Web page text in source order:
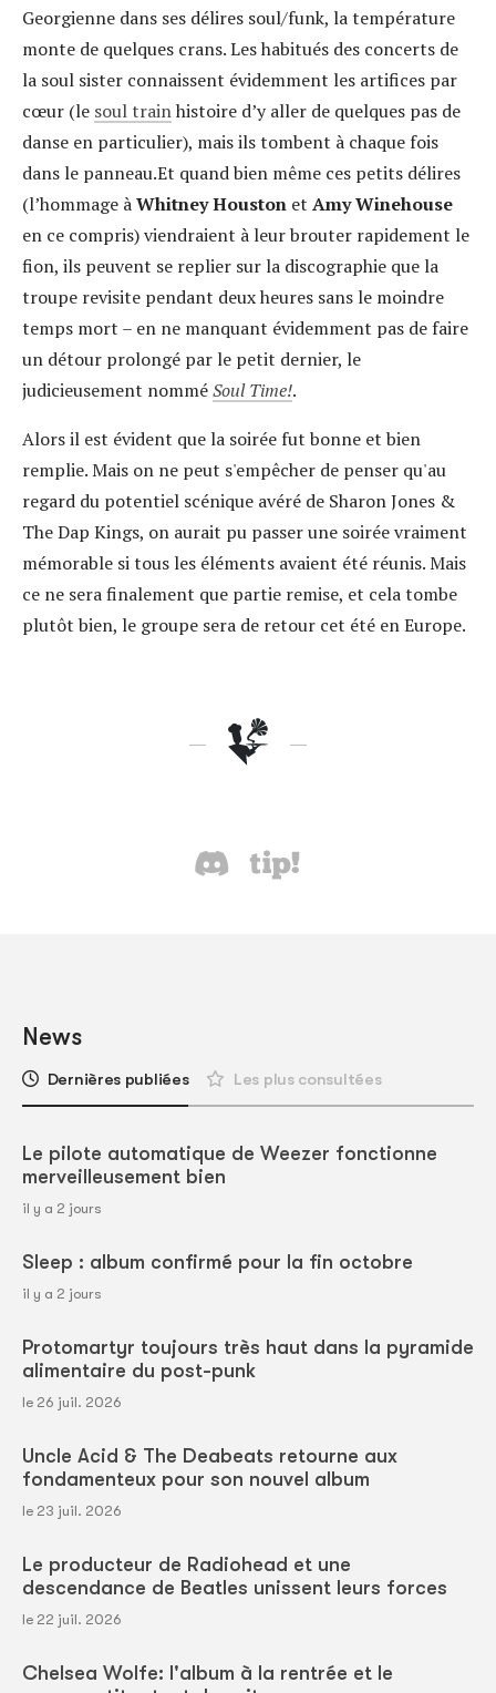
Georgienne dans ses délires soul/funk, la température
monte de quelques crans. Les habitués des concerts de
la soul sister connaissent évidemment les artifices par
cœur (le soul trainhistoire d’y aller de quelques pas de
danse en particulier), mais ils tombent à chaque fois
dans le panneau.Et quand bien même ces petits délires
(l’hommage àWhitney Houston et Amy Winehouse
en ce compris) viendraient à leur brouter rapidement le
fion, ils peuvent se replier sur la discographie que la
troupe revisite pendant deux heures sans le moindre
temps mort – en ne manquant évidemment pas de faire
un détour prolongé par le petit dernier, le
judicieusement nomméSoul Time!.
Alors il est évident que la soirée fut bonne et bien
remplie. Mais on ne peut s'empêcher de penser qu'au
regard du potentiel scénique avéré de Sharon Jones &
The Dap Kings, on aurait pu passer une soirée vraiment
mémorable si tous les éléments avaient été réunis. Mais
ce ne sera finalement que partie remise, et cela tombe
plutôt bien, le groupe sera de retour cet été en Europe.
News
Dernières publiées Les plus consultées
Le pilote automatique de Weezer fonctionne
merveilleusement bien
il y a 2 jours
Sleep : album confirmé pour la fin octobre
il y a 2 jours
Protomartyr toujours très haut dans la pyramide
alimentaire du post-punk
le 26 juil. 2026
Uncle Acid & The Deabeats retourne aux
fondamenteux pour son nouvel album
le 23 juil. 2026
Le producteur de Radiohead et une
descendance de Beatles unissent leurs forces
le 22 juil. 2026
Chelsea Wolfe: l'album à la rentrée et le